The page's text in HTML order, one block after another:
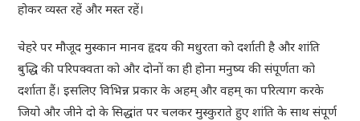
होकर व्यस्त रहें और मस्त रहें।
चेहरे पर मौजूद मुस्कान मानव हृदय की मधुरता को दर्शाती है और शांति
बुद्धि की परिपक्वता को और दोनों का ही होना मनुष्य की संपूर्णता को
दर्शाता हैं। इसलिए विभिन्न प्रकार के अहम् और वहम् का परित्याग करके
जियो और जीने दो के सिद्धांत पर चलकर मुस्कुराते हुए शांति के साथ संपूर्ण